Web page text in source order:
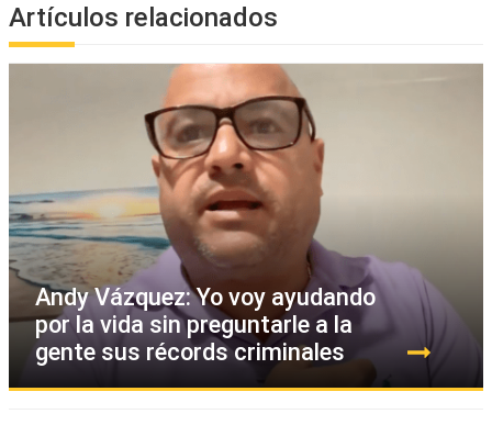
Artículos relacionados
Andy Vázquez: Yo voy ayudando
por la vida sin preguntarle a la
gente sus récords criminales